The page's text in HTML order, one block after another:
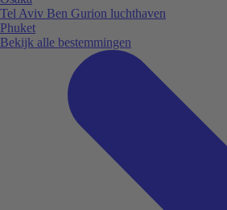
Tel Aviv Ben Gurion luchthaven
Phuket
Bekijk alle bestemmingen